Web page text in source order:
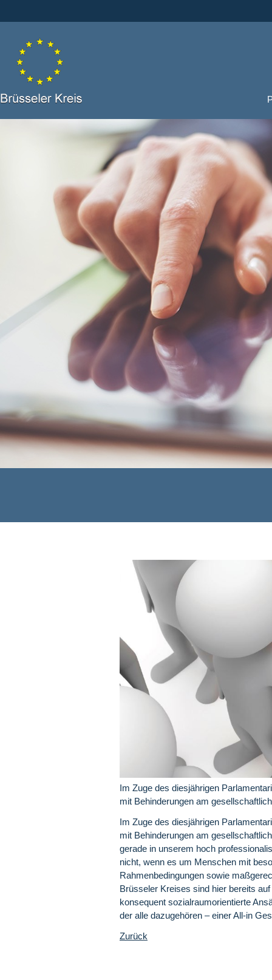
Im Zuge des diesjährigen
mit Behinderungen am
Im Zuge des diesjährigen
mit Behinderungen am
gerade in unserem hoch
nicht, wenn es um Menschen mit
Rahmenbedingungen sowie
Brüsseler Kreises sind hier bereits
konsequent sozialraumorientierte
der alle dazugehören – einer All-in
Zurück